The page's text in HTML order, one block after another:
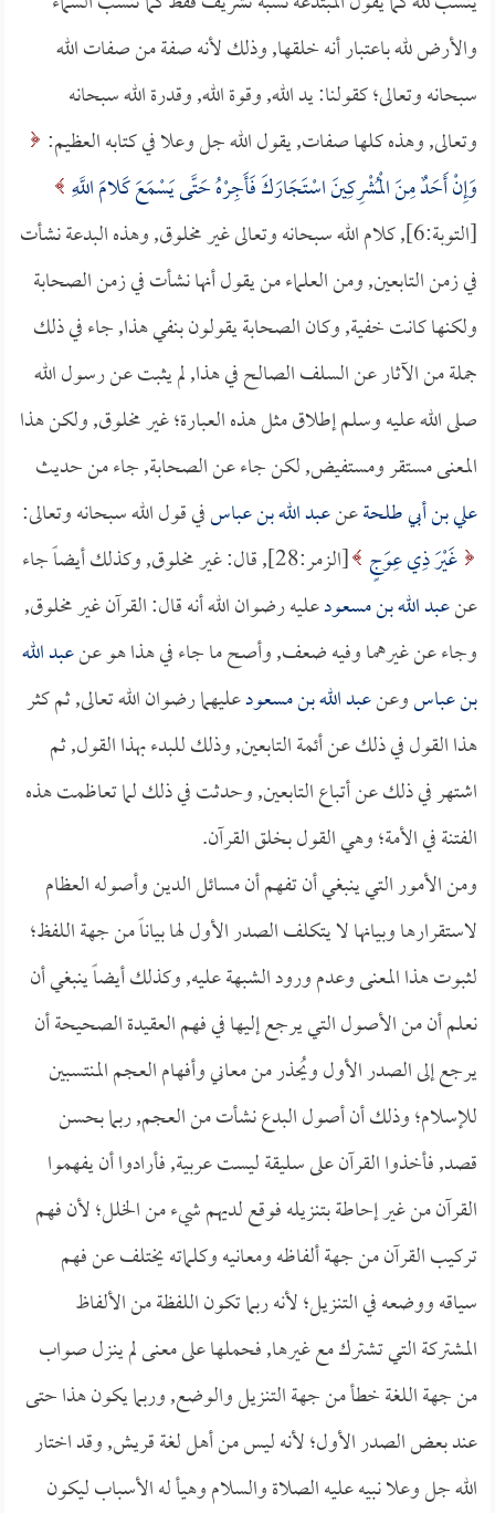
والأرض لله باعتبار أنه خلقها, وذلك لأنه صفة من صفات الله
سبحانه وتعالى؛ كقولنا: يد الله, وقوة الله, وقدرة الله سبحانه
وتعالى, وهذه كلها صفات, يقول الله جل وعلا في كتابه العظيم:
وَإِنْ أَحَدٌ مِنَ الْمُشْرِكِينَ اسْتَجَارَكَ فَأَجِرْهُ حَتَّى يَسْمَعَ كَلامَ اللَّهِ
[التوبة:6], كلام الله سبحانه وتعالى غير مخلوق, وهذه البدعة نشأت
في زمن التابعين, ومن العلماء من يقول أنها نشأت في زمن الصحابة
ولكنها كانت خفية, وكان الصحابة يقولون بنفي هذا, جاء في ذلك
جملة من الآثار عن السلف الصالح في هذا, لم يثبت عن رسول الله
صلى الله عليه وسلم إطلاق مثل هذه العبارة؛ غير مخلوق, ولكن هذا
المعنى مستقر ومستفيض, لكن جاء عن الصحابة, جاء من حديث
علي بن أبي طلحةعنعبد الله بن عباسفي قول الله سبحانه وتعالى:
غَيْرَ ذِي عِوَجٍ
[الزمر:28], قال: غير مخلوق, وكذلك أيضاً جاء
عنعبد الله بن مسعودعليه رضوان الله أنه قال: القرآن غير مخلوق,
وجاء عن غيرهما وفيه ضعف, وأصح ما جاء في هذا هو عنعبد الله
بن عباسوعنعبد الله بن مسعودعليهما رضوان الله تعالى, ثم كثر
هذا القول في ذلك عن أئمة التابعين, وذلك للبدء بهذا القول, ثم
اشتهر في ذلك عن أتباع التابعين, وحدثت في ذلك لما تعاظمت هذه
الفتنة في الأمة؛ وهي القول بخلق القرآن.
ومن الأمور التي ينبغي أن تفهم أن مسائل الدين وأصوله العظام
لاستقرارها وبيانها لا يتكلف الصدر الأول لها بياناً من جهة اللفظ؛
لثبوت هذا المعنى وعدم ورود الشبهة عليه, وكذلك أيضاً ينبغي أن
نعلم أن من الأصول التي يرجع إليها في فهم العقيدة الصحيحة أن
يرجع إلى الصدر الأول ويُحذر من معاني وأفهام العجم المنتسبين
للإسلام؛ وذلك أن أصول البدع نشأت من العجم, ربما بحسن
قصد, فأخذوا القرآن على سليقة ليست عربية, فأرادوا أن يفهموا
القرآن من غير إحاطة بتنزيله فوقع لديهم شيء من الخلل؛ لأن فهم
تركيب القرآن من جهة ألفاظه ومعانيه وكلماته يختلف عن فهم
سياقه ووضعه في التنزيل؛ لأنه ربما تكون اللفظة من الألفاظ
المشتركة التي تشترك مع غيرها, فحملها على معنى لم ينزل صواب
من جهة اللغة خطأ من جهة التنزيل والوضع, وربما يكون هذا حتى
عند بعض الصدر الأول؛ لأنه ليس من أهل لغة قريش, وقد اختار
الله جل وعلا نبيه عليه الصلاة والسلام وهيأ له الأسباب ليكون